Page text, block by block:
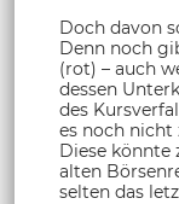
Doch davon
Denn noch
(rot) – auch
dessen
des
es noch nicht
Diese könnte
alten
selten das